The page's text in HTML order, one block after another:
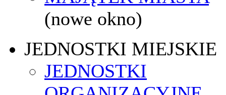
(nowe okno)
JEDNOSTKI MIEJSKIE
JEDNOSTKI